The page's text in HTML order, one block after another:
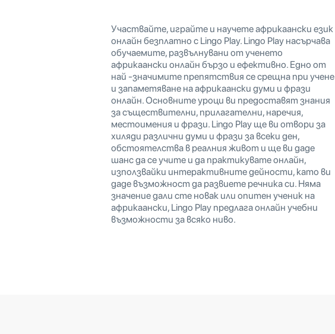
Участвайте, играйте и научете африкаански език
онлайн безплатно с Lingo Play. Lingo Play насърчава
обучаемите, развълнувани от ученето
африкаански онлайн бързо и ефективно. Едно от
най -значимите препятствия се срещна при учене
и запаметяване на африкаански думи и фрази
онлайн. Основните уроци ви предоставят знания
за съществителни, прилагателни, наречия,
местоимения и фрази. Lingo Play ще ви отвори за
хиляди различни думи и фрази за всеки ден,
обстоятелства в реалния живот и ще ви даде
шанс да се учите и да практикувате онлайн,
използвайки интерактивните дейности, като ви
даде възможност да развиете речника си. Няма
значение дали сте новак или опитен ученик на
африкаански, Lingo Play предлага онлайн учебни
възможности за всяко ниво.